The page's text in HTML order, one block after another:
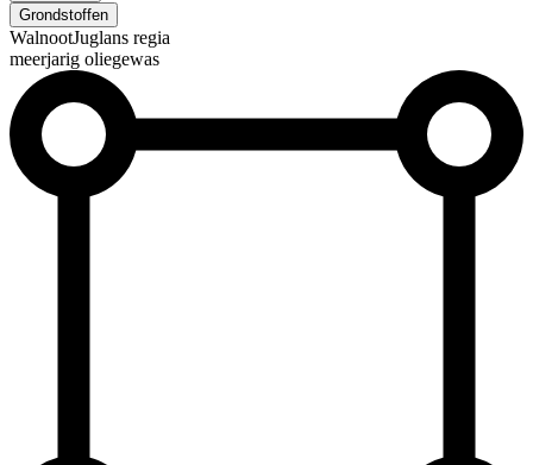
Grondstoffen
WalnootJuglans regia
meerjarig oliegewas